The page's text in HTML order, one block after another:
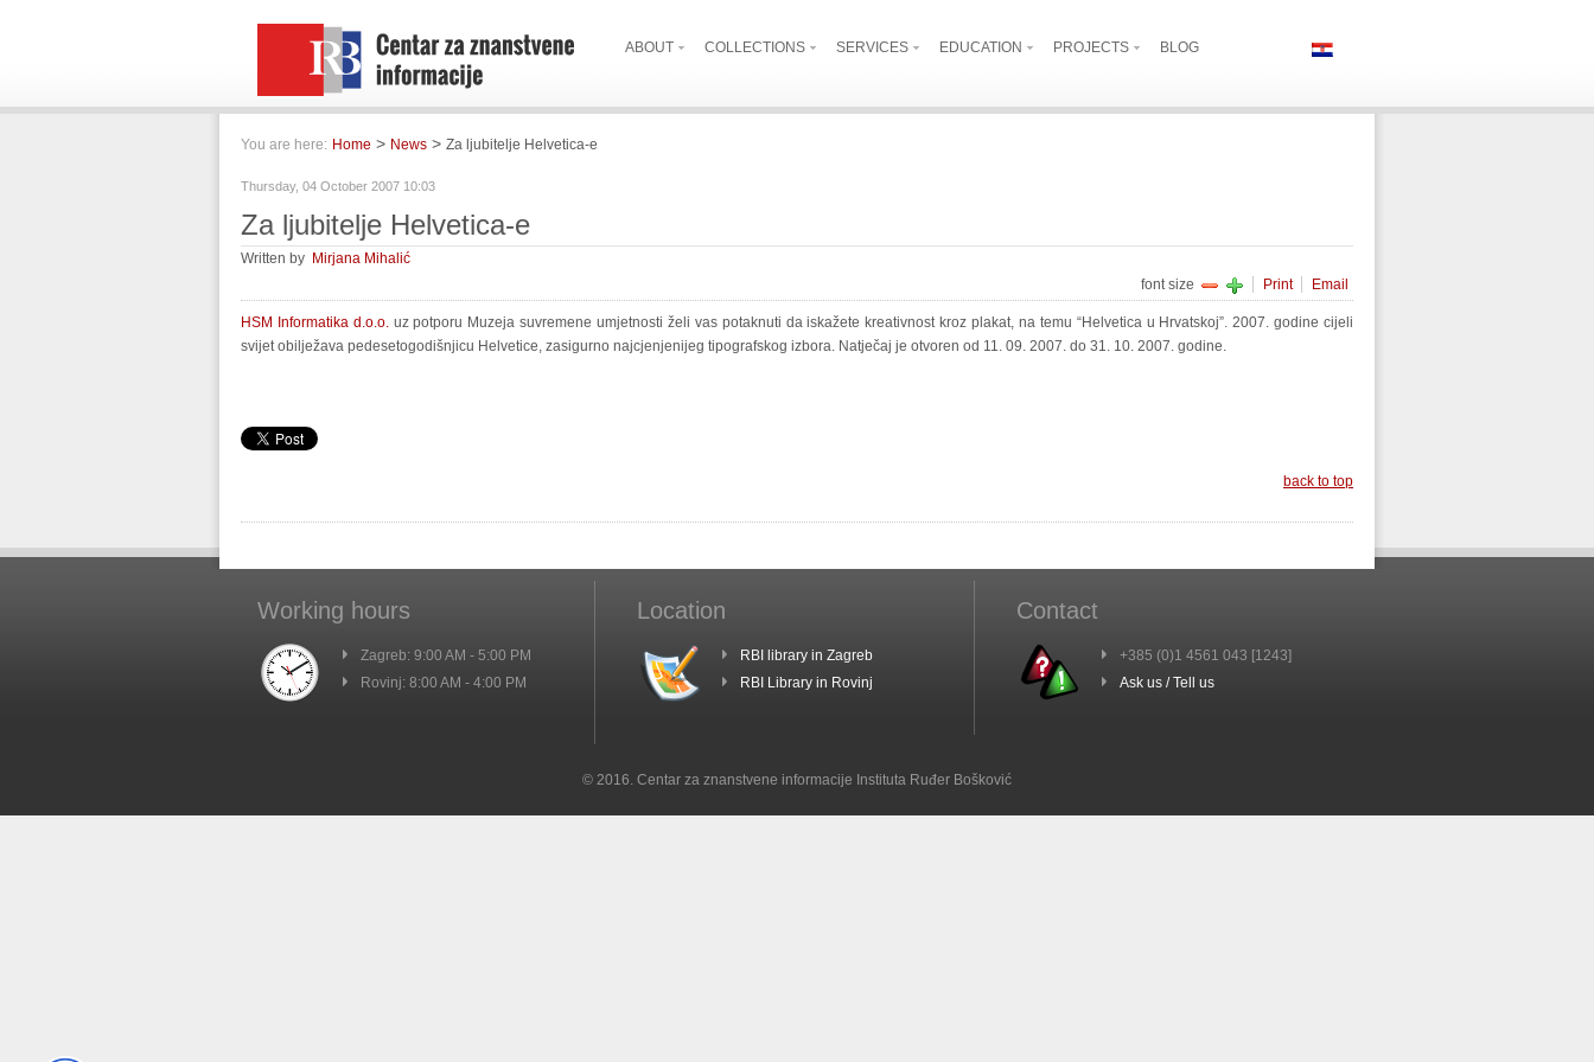
ABOUT COLLECTIONS SERVICES EDUCATION PROJECTS BLOG
You are here: Home > News > Za ljubitelje Helvetica-e
Thursday, 04 October 2007 10:03
Za ljubitelje Helvetica-e
Written by Mirjana Mihalić
font size
Print Email
HSM Informatika d.o.o.uz potporu Muzeja suvremene umjetnosti želi vas potaknuti da iskažete kreativnost kroz plakat, na temu “Helvetica u Hrvatskoj”. 2007. godine cijeli
svijet obilježava pedesetogodišnjicu Helvetice, zasigurno najcjenjenijeg tipografskog izbora. Natječaj je otvoren od 11. 09. 2007. do 31. 10. 2007. godine.
back to top
Working hours
Zagreb: 9:00 AM - 5:00 PM
Rovinj: 8:00 AM - 4:00 PM
Location
RBI library in Zagreb
RBI Library in Rovinj
Contact
+385 (0)1 4561 043 [1243]
Ask us / Tell us
© 2016. Centar za znanstvene informacije Instituta Ruđer Bošković